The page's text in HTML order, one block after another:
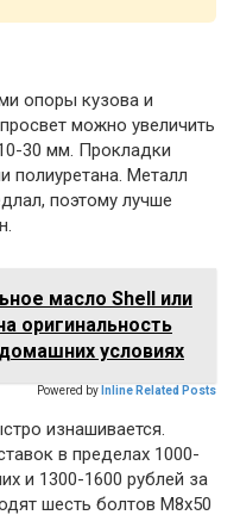
опоры кузова и
можно увеличить
30 мм. Прокладки
полиуретана. Металл
поэтому лучше
масло Shell или
оригинальность
условиях
Powered by Inline Related Posts
изнашивается.
в пределах 1000-
и 1300-1600 рублей за
шесть болтов М8х50